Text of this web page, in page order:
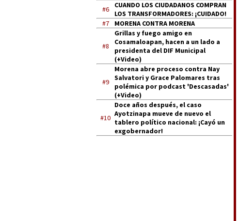
#6
CUANDO LOS CIUDADANOS COMPRAN
LOS TRANSFORMADORES: ¡CUIDADO!
#7
MORENA CONTRA MORENA
#8
Grillas y fuego amigo en
Cosamaloapan, hacen a un lado a
presidenta del DIF Municipal
(+Video)
#9
Morena abre proceso contra Nay
Salvatori y Grace Palomares tras
polémica por podcast 'Descasadas'
(+Video)
#10
Doce años después, el caso
Ayotzinapa mueve de nuevo el
tablero político nacional: ¡Cayó un
exgobernador!